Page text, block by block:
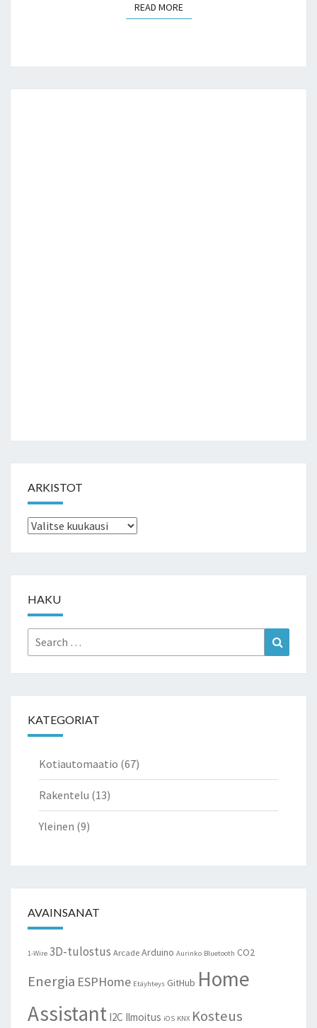
READ MOREREAD MORE
ARKISTOT
Arkistot
HAKU
Search
for:
KATEGORIAT
Kotiautomaatio (67)
Rakentelu (13)
Yleinen (9)
AVAINSANAT
1-Wire 3D-tulostus Arcade Arduino Aurinko Bluetooth CO2
Energia ESPHome Etäyhteys GitHub Home
Assistant I2C Ilmoitus iOS KNX Kosteus